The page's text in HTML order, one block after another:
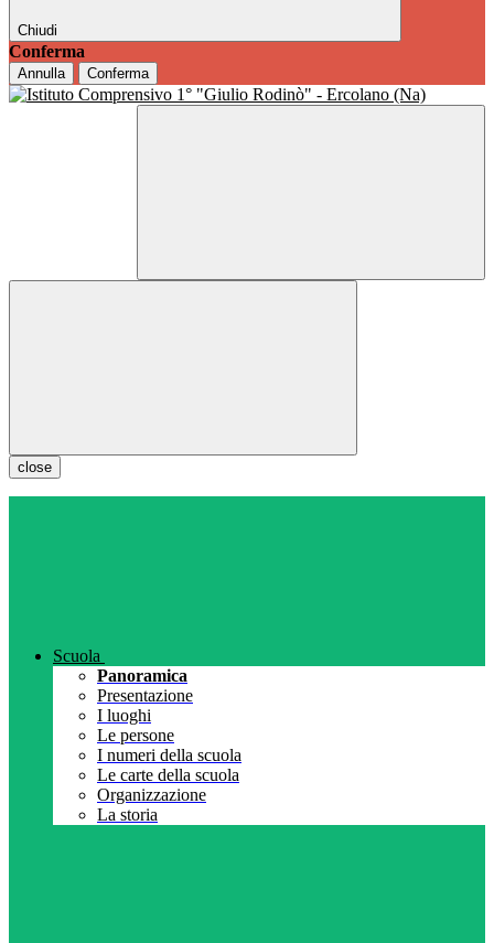
Chiudi
Conferma
Annulla Conferma
close
Scuola
Panoramica
Presentazione
I luoghi
Le persone
I numeri della scuola
Le carte della scuola
Organizzazione
La storia